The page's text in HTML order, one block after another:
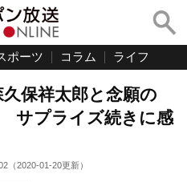
ポーツ コラム ライフ
保祥太郎と念願の
サプライズ続きに感
（2020-01-20更新）